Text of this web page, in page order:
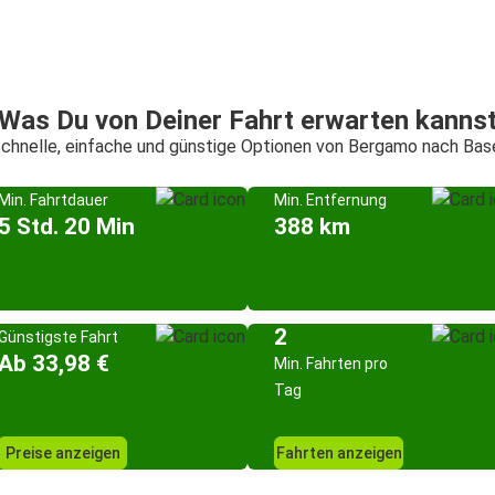
Du von Deiner Fahrt erwarten
einfache und günstige Optionen von Bergamo nach
Fahrtdauer
Std. 20 Min
Min. Entfernung
388 km
Fahrt
33,98 €
Preise anzeigen
2
Min. Fahrten pro
Tag
Fahrten anzeigen